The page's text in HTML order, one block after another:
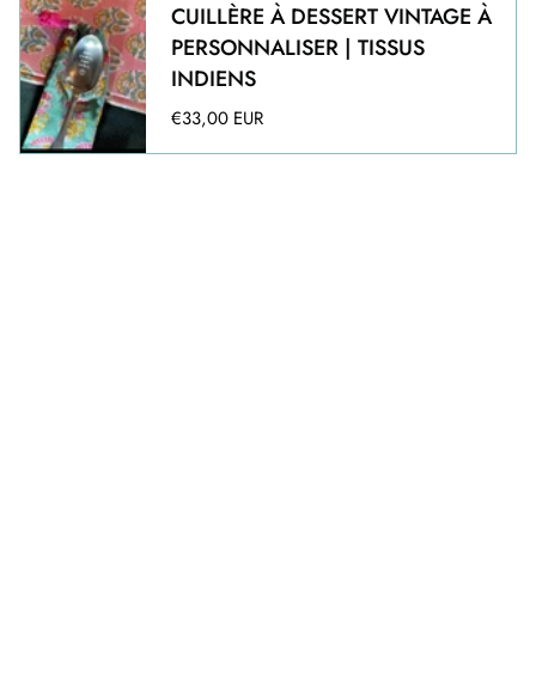
CUILLÈRE À DESSERT VINTAGE À
PERSONNALISER | TISSUS
INDIENS
€33,00 EUR